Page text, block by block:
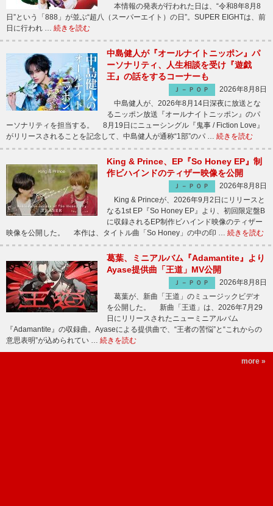
本情報の発表が行われた日は、“令和8年8月8
日”という「888」が並ぶ“超八（スーパーエイト）の日”。SUPER EIGHTは、前
日に行われ … 続きを読む
中島健人が『オールナイトニッポン』パ
ーソナリティ、人生相談を受け『遊戯
王』の話をするコーナーも
Ｊ－ＰＯＰ
2026年8月8日
中島健人が、2026年8月14日深夜に放送とな
るニッポン放送『オールナイトニッポン』のパ
ーソナリティを担当する。 8月19日にニューシングル『鬼事 / Fiction Love』
がリリースされることを記念して、中島健人が通称“1部”のパ … 続きを読む
King & Prince、EP『So Honey EP』制
作ビハインドのティザー映像を公開
Ｊ－ＰＯＰ
2026年8月8日
King & Princeが、2026年9月2日にリリースと
なる1st EP『So Honey EP』より、初回限定盤B
に収録されるEP制作ビハインド映像のティザー
映像を公開した。 本作は、タイトル曲「So Honey」の中の印 … 続きを読む
葛葉、ミニアルバム『Adamantite』より
Ayase提供曲「王道」MV公開
Ｊ－ＰＯＰ
2026年8月8日
葛葉が、新曲「王道」のミュージックビデオ
を公開した。 新曲「王道」は、2026年7月29
日にリリースされたニューミニアルバム
『Adamantite』の収録曲。Ayaseによる提供曲で、“王者の苦悩”と“これからの
意思表明”が込められてい … 続きを読む
more »